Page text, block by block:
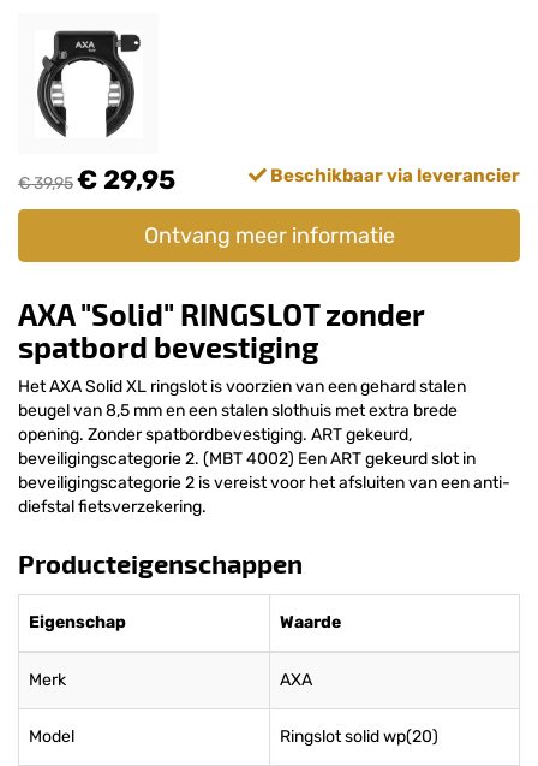
€ 39,95€ 29,95 Beschikbaar via leverancier
Ontvang meer informatie
AXA "Solid" RINGSLOT zonder
spatbord bevestiging
Het AXA Solid XL ringslot is voorzien van een gehard stalen
beugel van 8,5 mm en een stalen slothuis met extra brede
opening. Zonder spatbordbevestiging. ART gekeurd,
beveiligingscategorie 2. (MBT 4002) Een ART gekeurd slot in
beveiligingscategorie 2 is vereist voor het afsluiten van een anti-
diefstal fietsverzekering.
Producteigenschappen
Eigenschap Waarde
Merk AXA
Model Ringslot solid wp(20)